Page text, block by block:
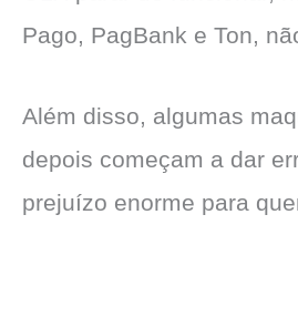
Pago, PagBank e Ton,
Além disso, algumas
depois começam a dar
prejuízo enorme para